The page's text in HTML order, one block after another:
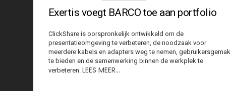
Exertis voegt BARCO toe aan portfolio
ClickShare is oorspronkelijk ontwikkeld om de
presentatieomgeving te verbeteren, de noodzaak voor
meerdere kabels en adapters weg te nemen, gebruikersgemak
te bieden en de samenwerking binnen de werkplek te
verbeteren. LEES MEER…